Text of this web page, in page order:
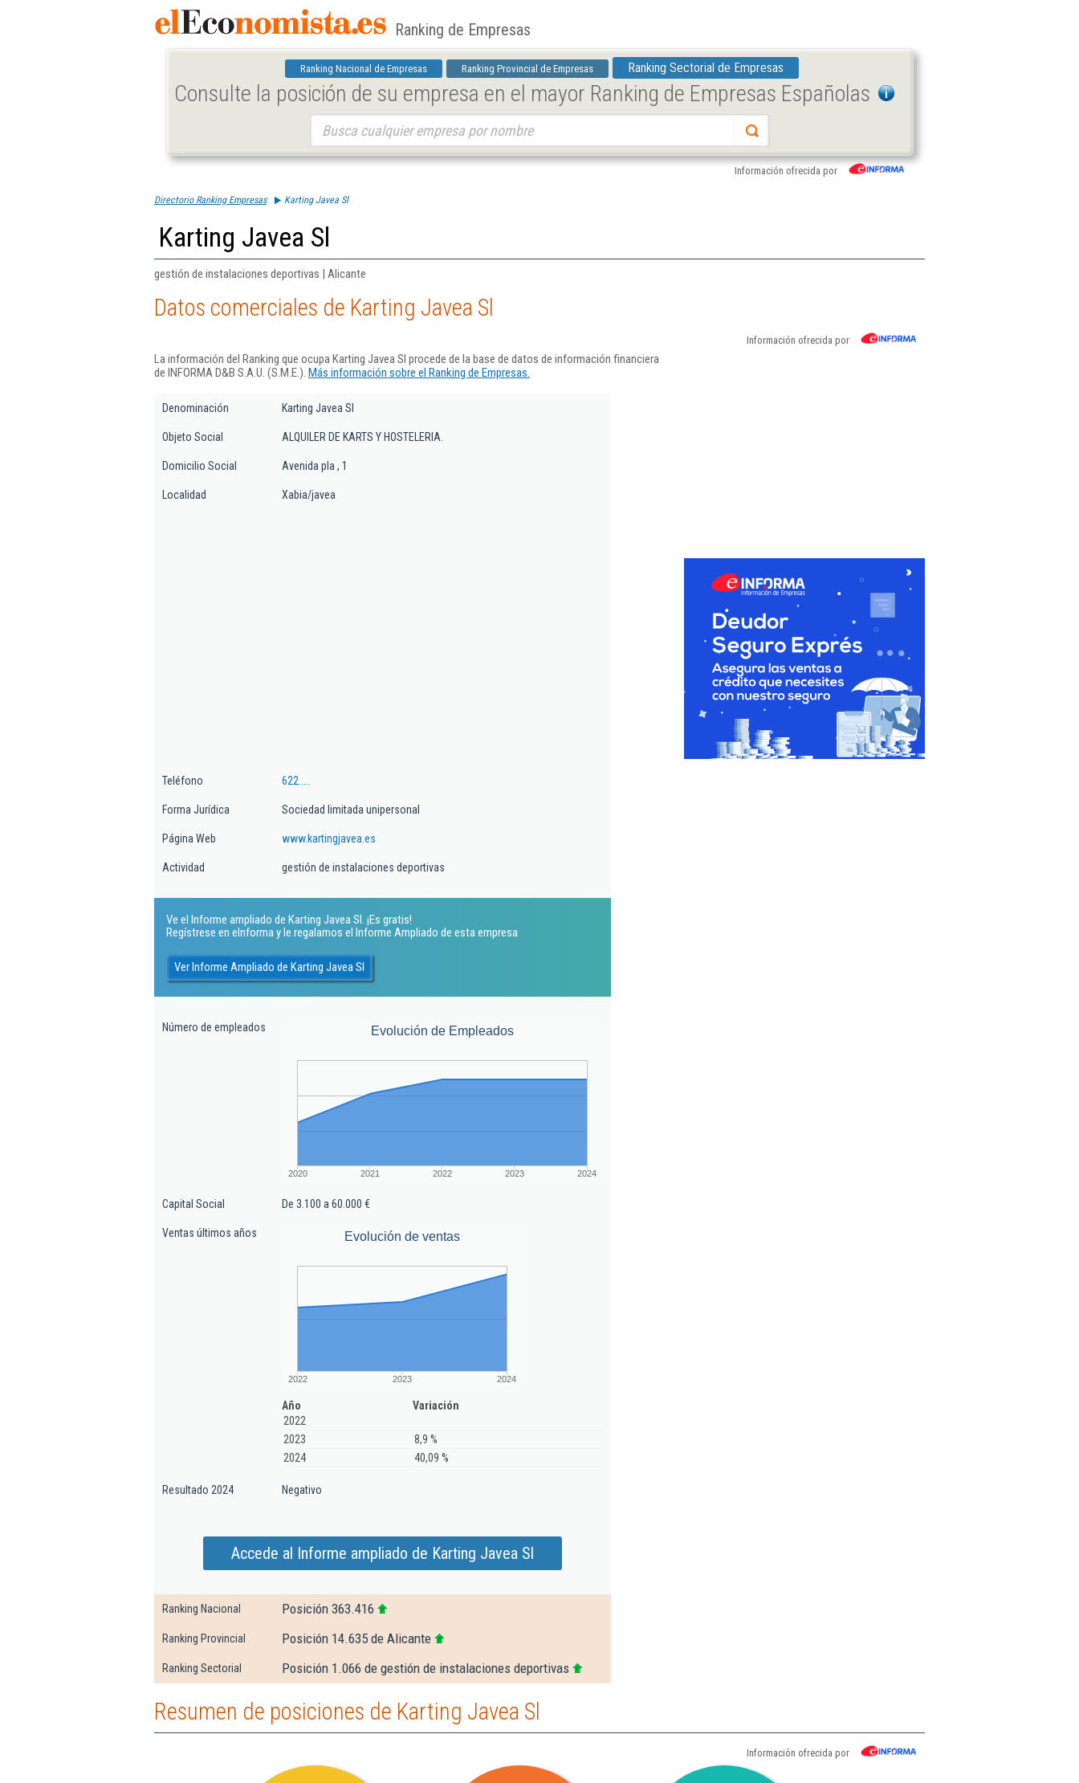
Ranking de Empresas
Ranking Nacional de Empresas Ranking Provincial de Empresas Ranking Sectorial de Empresas
Consulte la posición de su empresa en el mayor Ranking de Empresas Españolas
Información ofrecida por
Directorio Ranking Empresas Karting Javea Sl
Karting Javea Sl
gestión de instalaciones deportivas | Alicante
Datos comerciales de Karting Javea Sl
Información ofrecida por
La información del Ranking que ocupa Karting Javea Sl procede de la base de datos de información financiera
de INFORMA D&B S.A.U. (S.M.E.). Más información sobre el Ranking de Empresas.
Denominación Karting Javea Sl
Objeto Social ALQUILER DE KARTS Y HOSTELERIA.
Domicilio Social Avenida pla , 1
Localidad Xabia/javea
Teléfono 622.....
Forma Jurídica Sociedad limitada unipersonal
Página Web www.kartingjavea.es
Actividad gestión de instalaciones deportivas
Ve el Informe ampliado de Karting Javea Sl. ¡Es gratis!
Regístrese en eInforma y le regalamos el Informe Ampliado de esta empresa
Ver Informe Ampliado de Karting Javea Sl
Número de empleados Evolución de Empleados
2020 2021 2022 2023 2024
Capital Social De 3.100 a 60.000 €
Ventas últimos años Evolución de ventas
2022 2023 2024
Año
Variación
2022
2023
8,9 %
2024
40,09 %
Resultado 2024 Negativo
Accede al Informe ampliado de Karting Javea Sl
Ranking Nacional Posición 363.416
Ranking Provincial Posición 14.635 de Alicante
Ranking Sectorial Posición 1.066 de gestión de instalaciones deportivas
Resumen de posiciones de Karting Javea Sl
Información ofrecida por